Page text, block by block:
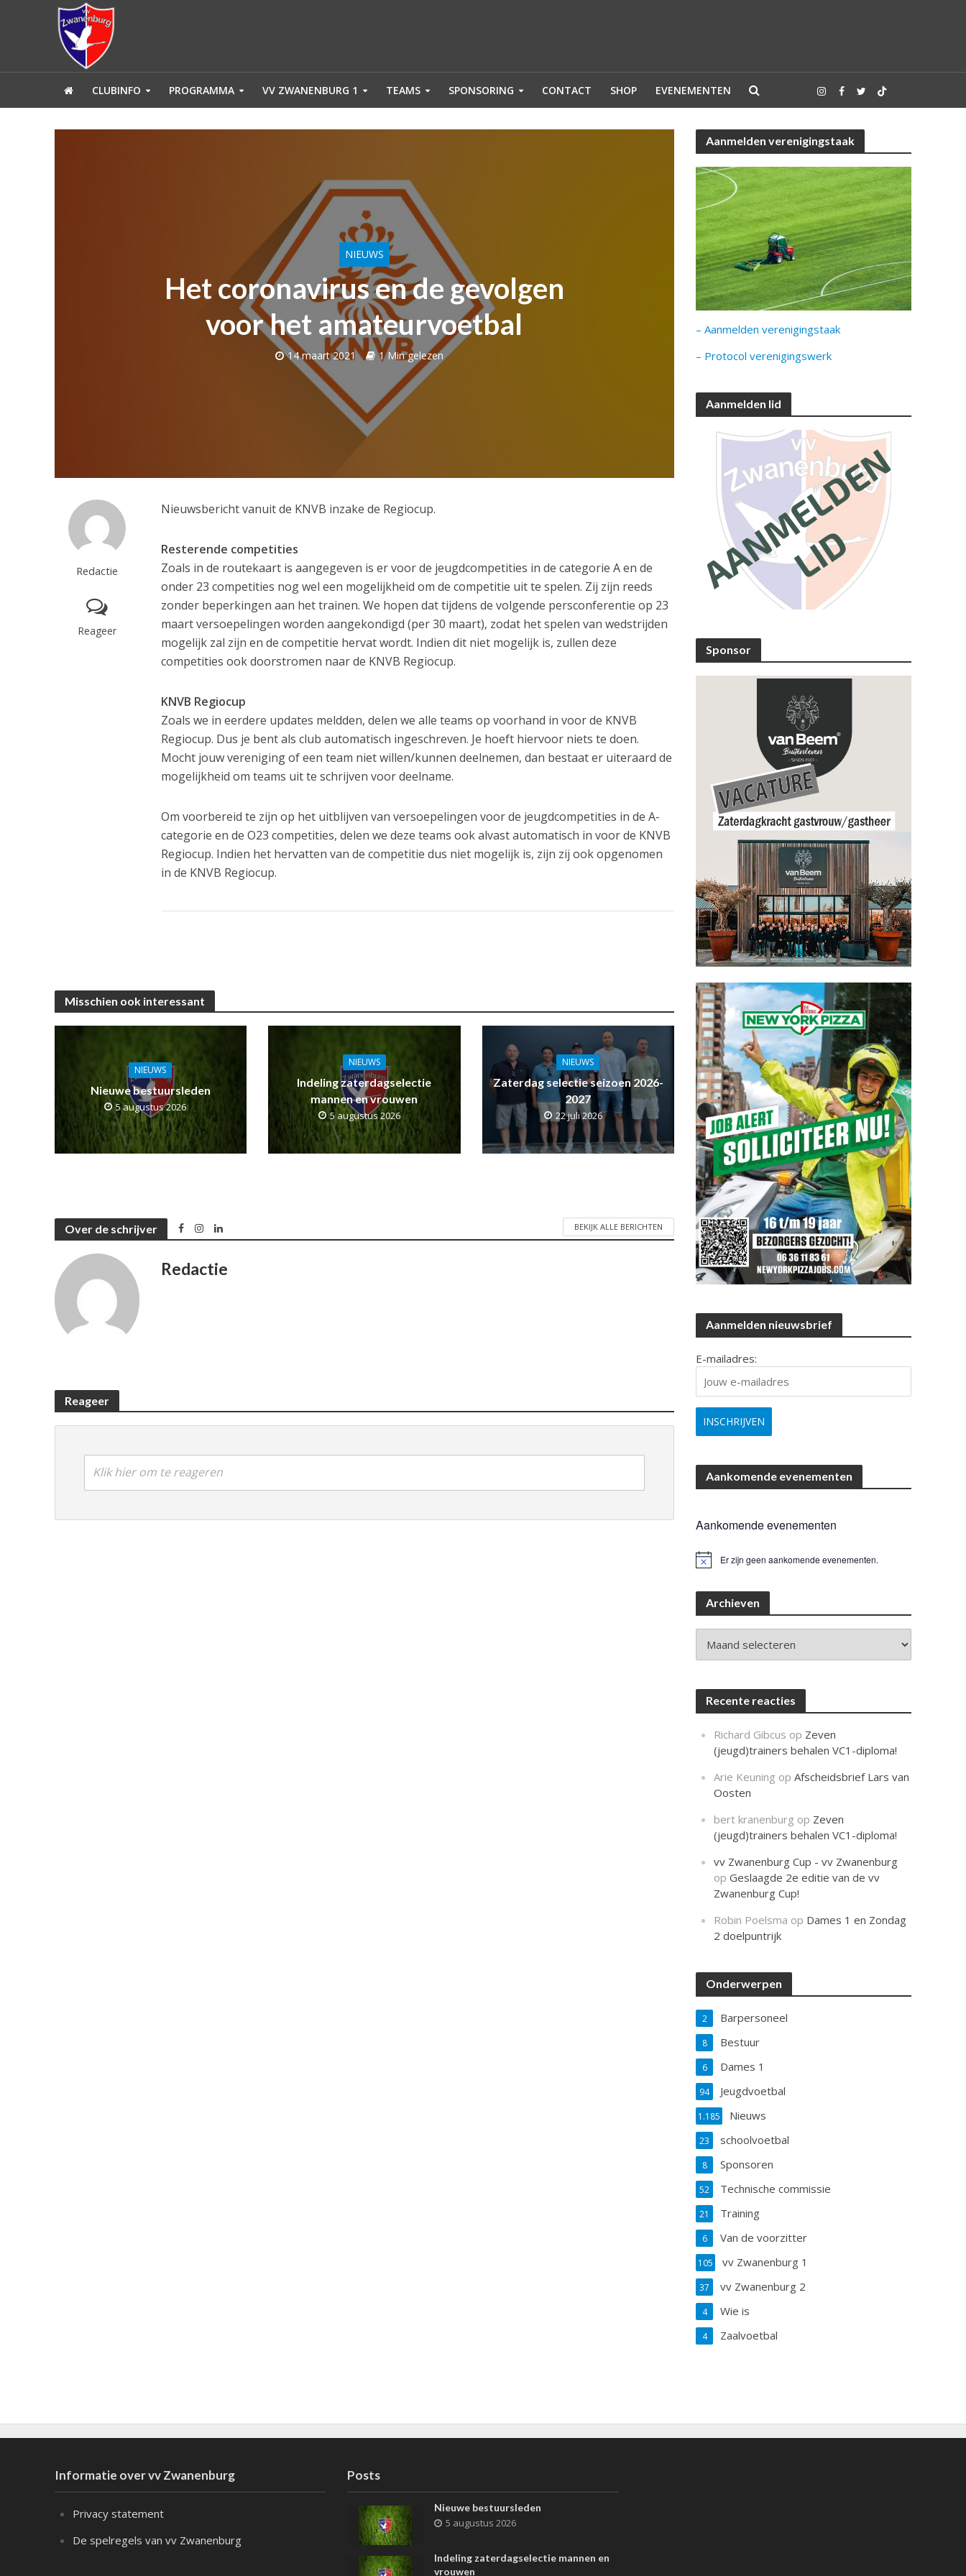
CLUBINFO PROGRAMMA VV ZWANENBURG 1 TEAMS SPONSORING CONTACT SHOP EVENEMENTEN
NIEUWS
Het coronavirus en de gevolgen
voor het amateurvoetbal
14 maart 2021 1 Min gelezen
Redactie
Reageer
Nieuwsbericht vanuit de KNVB inzake de Regiocup.
Resterende competities
Zoals in de routekaart is aangegeven is er voor de jeugdcompetities in de categorie A en de
onder 23 competities nog wel een mogelijkheid om de competitie uit te spelen. Zij zijn reeds
zonder beperkingen aan het trainen. We hopen dat tijdens de volgende persconferentie op 23
maart versoepelingen worden aangekondigd (per 30 maart), zodat het spelen van wedstrijden
mogelijk zal zijn en de competitie hervat wordt. Indien dit niet mogelijk is, zullen deze
competities ook doorstromen naar de KNVB Regiocup.
KNVB Regiocup
Zoals we in eerdere updates meldden, delen we alle teams op voorhand in voor de KNVB
Regiocup. Dus je bent als club automatisch ingeschreven. Je hoeft hiervoor niets te doen.
Mocht jouw vereniging of een team niet willen/kunnen deelnemen, dan bestaat er uiteraard de
mogelijkheid om teams uit te schrijven voor deelname.
Om voorbereid te zijn op het uitblijven van versoepelingen voor de jeugdcompetities in de A-
categorie en de O23 competities, delen we deze teams ook alvast automatisch in voor de KNVB
Regiocup. Indien het hervatten van de competitie dus niet mogelijk is, zijn zij ook opgenomen
in de KNVB Regiocup.
Misschien ook interessant
NIEUWS
Nieuwe bestuursleden
5 augustus 2026
NIEUWS
Indeling zaterdagselectie
mannen en vrouwen
5 augustus 2026
NIEUWS
Zaterdag selectie seizoen 2026-
2027
22 juli 2026
Over de schrijver BEKIJK ALLE BERICHTEN
Redactie
Reageer
Klik hier om te reageren
Aanmelden verenigingstaak
– Aanmelden verenigingstaak
– Protocol verenigingswerk
Aanmelden lid
Sponsor
Aanmelden nieuwsbrief
E-mailadres:
Aankomende evenementen
Aankomende evenementen
B
t
Er zijn geen aankomende evenementen.
Archieven
Recente reacties
Richard Gibcus op Zeven
(jeugd)trainers behalen VC1-diploma!
Arie Keuning opAfscheidsbrief Lars van
Oosten
bert kranenburg op Zeven
(jeugd)trainers behalen VC1-diploma!
vv Zwanenburg Cup - vv Zwanenburg
opGeslaagde 2e editie van de vv
Zwanenburg Cup!
Robin Poelsma op Dames 1 en Zondag
2 doelpuntrijk
Onderwerpen
Barpersoneel
2
Bestuur
8
Dames 1
6
Jeugdvoetbal
94
Nieuws
1.185
schoolvoetbal
23
Sponsoren
8
Technische commissie
52
Training
21
Van de voorzitter
6
vv Zwanenburg 1
105
vv Zwanenburg 2
37
Wie is
4
Zaalvoetbal
4
Informatie over vv Zwanenburg
Privacy statement
De spelregels van vv Zwanenburg
Posts
Nieuwe bestuursleden
5 augustus 2026
Indeling zaterdagselectie mannen en
vrouwen